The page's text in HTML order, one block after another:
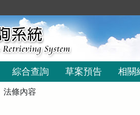
綜合查詢 草案預告 相關
法條內容